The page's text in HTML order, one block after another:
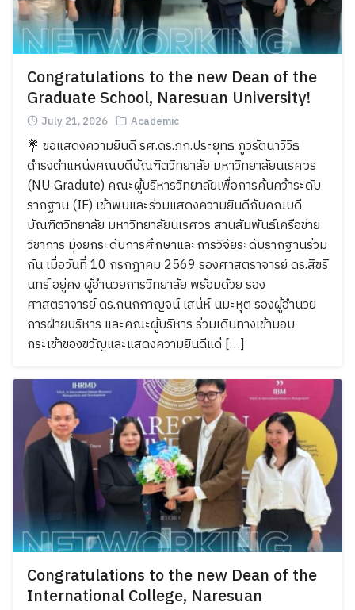
Search
for:
Search
Congratulations to the new Dean of the
Graduate School, Naresuan University!
July 21, 2026 Academic
💐 ขอแสดงความยินดี รศ.ดร.ภก.ประยุทธ ภูวรัตนาวิวิธ
ดำรงตำแหน่งคณบดีบัณฑิตวิทยาลัย มหาวิทยาลัยนเรศวร
(NU Gradute) คณะผู้บริหารวิทยาลัยเพื่อการค้นคว้าระดับ
รากฐาน (IF) เข้าพบและร่วมแสดงความยินดีกับคณบดี
บัณฑิตวิทยาลัย มหาวิทยาลัยนเรศวร สานสัมพันธ์เครือข่าย
วิชาการ มุ่งยกระดับการศึกษาและการวิจัยระดับรากฐานร่วม
กัน เมื่อวันที่ 10 กรกฎาคม 2569 รองศาสตราจารย์ ดร.สิขริ
นทร์ อยู่คง ผู้อำนวยการวิทยาลัย พร้อมด้วย รอง
ศาสตราจารย์ ดร.กนกกาญจน์ เสน่ห์ นมะหุต รองผู้อำนวย
การฝ่ายบริหาร และคณะผู้บริหาร ร่วมเดินทางเข้ามอบ
กระเช้าของขวัญและแสดงความยินดีแด่ […]
Congratulations to the new Dean of the
International College, Naresuan